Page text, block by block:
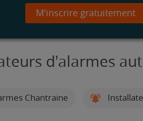
M'inscrire gratuitement
d'alarmes
Chantraine